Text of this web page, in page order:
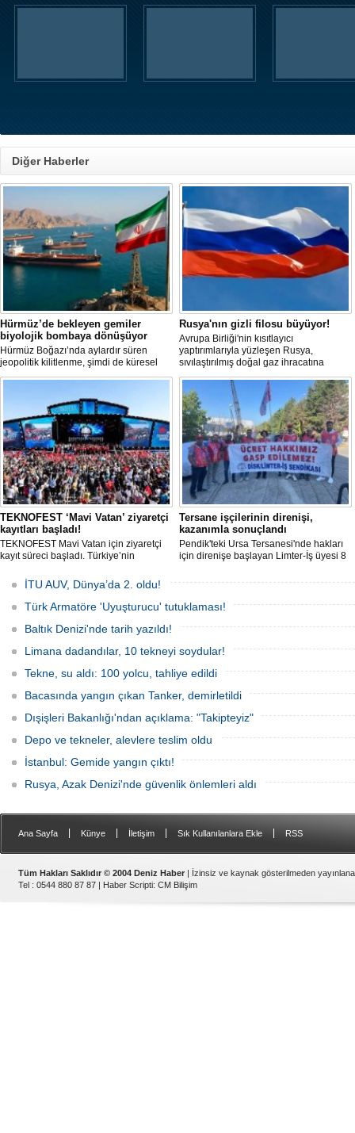
Diğer Haberler
Hürmüz’de bekleyen gemiler
biyolojik bombaya dönüşüyor
Hürmüz Boğazı’nda aylardır süren
jeopolitik kilitlenme, şimdi de küresel
ölçekte bir çevre felaketinin kapısını
hareketsiz bekleyen binden fazla gemi,
istilacı deniz canlıları için devasa bir
üreme merkezine dönüşmüş durumda.
Rusya'nın gizli filosu büyüyor!
Avrupa Birliği'nin kısıtlayıcı
yaptırımlarıyla yüzleşen Rusya,
sıvılaştırılmış doğal gaz ihracatına
devam edebilmek için gizli bir filo
geliştiriyor.
TEKNOFEST ‘Mavi Vatan’ ziyaretçi
kayıtları başladı!
TEKNOFEST Mavi Vatan için ziyaretçi
kayıt süreci başladı. Türkiye’nin
odaklanan etkinliği, 20-23 Ağustos
tarihleri arasında Gölcük Tersanesi
Komutanlığı’nda gerçekleştirilecek.
Tersane işçilerinin direnişi,
kazanımla sonuçlandı
Pendik'teki Ursa Tersanesi'nde hakları
için direnişe başlayan Limter-İş üyesi 8
arabulucu görüşmesinde tüm
Sendika, sözlerin tutulmaması halinde
İTU AUV, Dünya’da 2. oldu!
Türk Armatöre 'Uyuşturucu' tutuklaması!
Baltık Denizi'nde tarih yazıldı!
Limana dadandılar, 10 tekneyi soydular!
Tekne, su aldı: 100 yolcu, tahliye edildi
Bacasında yangın çıkan Tanker, demirletildi
Dışişleri Bakanlığı'ndan açıklama: "Takipteyiz"
Depo ve tekneler, alevlere teslim oldu
İstanbul: Gemide yangın çıktı!
Rusya, Azak Denizi'nde güvenlik önlemleri aldı
Ana Sayfa Künye İletişim Sık Kullanılanlara Ekle RSS
Tüm Hakları Saklıdır © 2004 Deniz Haber | İzinsiz ve kaynak gösterilmeden
Tel : 0544 880 87 87 | Haber Scripti: CM Bilişim